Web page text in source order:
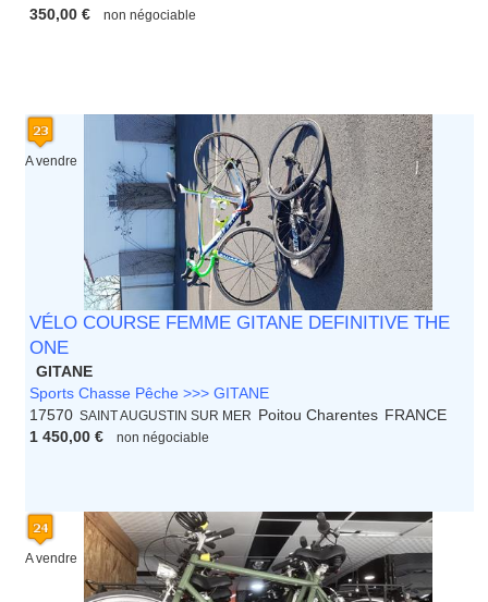
350,00 €
non négociable
A vendre
VÉLO COURSE FEMME GITANE DEFINITIVE THE
ONE
GITANE
Sports Chasse Pêche >>> GITANE
17570 SAINT AUGUSTIN SUR MER Poitou Charentes FRANCE
1 450,00 €
non négociable
A vendre